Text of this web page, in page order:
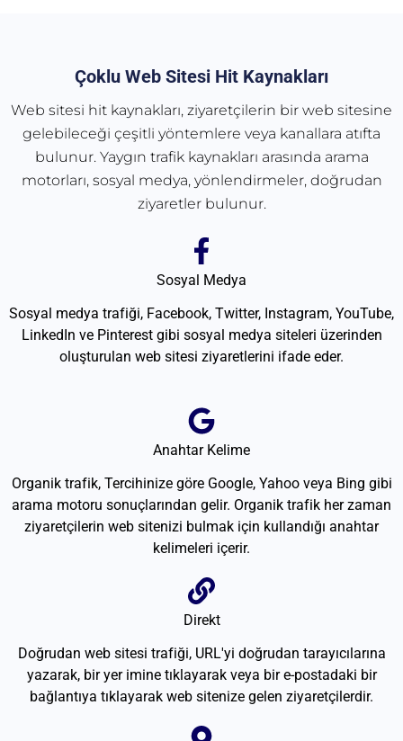
Çoklu Web Sitesi Hit Kaynakları
Web sitesi hit kaynakları, ziyaretçilerin bir web sitesine
gelebileceği çeşitli yöntemlere veya kanallara atıfta
bulunur. Yaygın trafik kaynakları arasında arama
motorları, sosyal medya, yönlendirmeler, doğrudan
ziyaretler bulunur.
Sosyal Medya
Sosyal medya trafiği, Facebook, Twitter, Instagram, YouTube,
LinkedIn ve Pinterest gibi sosyal medya siteleri üzerinden
oluşturulan web sitesi ziyaretlerini ifade eder.
Anahtar Kelime
Organik trafik, Tercihinize göre Google, Yahoo veya Bing gibi
arama motoru sonuçlarından gelir. Organik trafik her zaman
ziyaretçilerin web sitenizi bulmak için kullandığı anahtar
kelimeleri içerir.
Direkt
Doğrudan web sitesi trafiği, URL'yi doğrudan tarayıcılarına
yazarak, bir yer imine tıklayarak veya bir e-postadaki bir
bağlantıya tıklayarak web sitenize gelen ziyaretçilerdir.